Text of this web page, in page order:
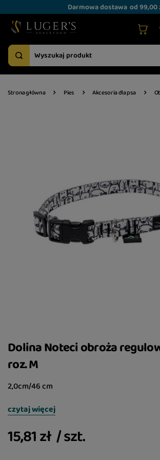
Darmowa dostawa od 99,00
Strona główna Pies Akcesoria dla psa
Dolina Noteci obroża
roz. M
2,0cm/46 cm
czytaj więcej
15,81 zł /szt.